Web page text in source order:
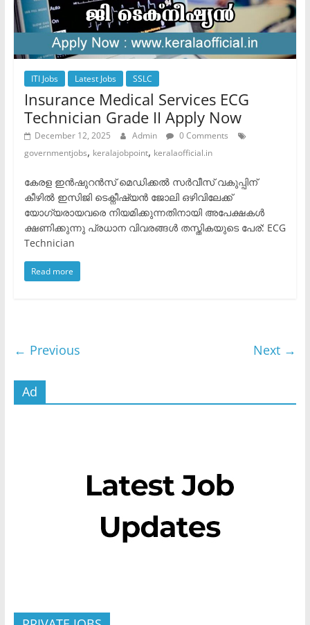
ITI Jobs Latest Jobs SSLC
Insurance Medical Services ECG
Technician Grade II Apply Now
December 12, 2025 Admin
0 Comments
governmentjobs, keralajobpoint, keralaofficial.in
കേരള ഇൻഷുറൻസ് മെഡിക്കൽ സർവീസ് വകുപ്പിന്
കീഴിൽ ഇസിജി ടെക്നീഷ്യൻ ജോലി ഒഴിവിലേക്ക്
യോഗ്യരായവരെ നിയമിക്കുന്നതിനായി അപേക്ഷകൾ
ക്ഷണിക്കുന്നു ​പ്രധാന വിവരങ്ങൾ ​തസ്തികയുടെ പേര്: ECG
Technician
Read more
← Previous Next →
Ad